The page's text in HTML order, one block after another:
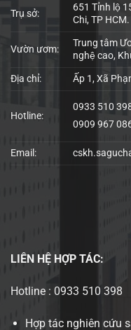
Trụ sở:
651 Tỉnh lộ
Chi, TP HCM.
Vườn ươm:
Trung tâm
nghệ cao,
Địa chỉ: Ấp 1, Xã
Hotline:
0933 510
0909 967
Email:
LIÊN HỆ HỢP TÁC:
Hotline : 0933 510 398
Hợp tác nghiên cứu